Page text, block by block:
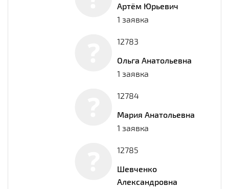
Артём Юрьевич
1 заявка
12783
Ольга Анатольевна
1 заявка
12784
Мария Анатольевна
1 заявка
12785
Шевченко
Александровна